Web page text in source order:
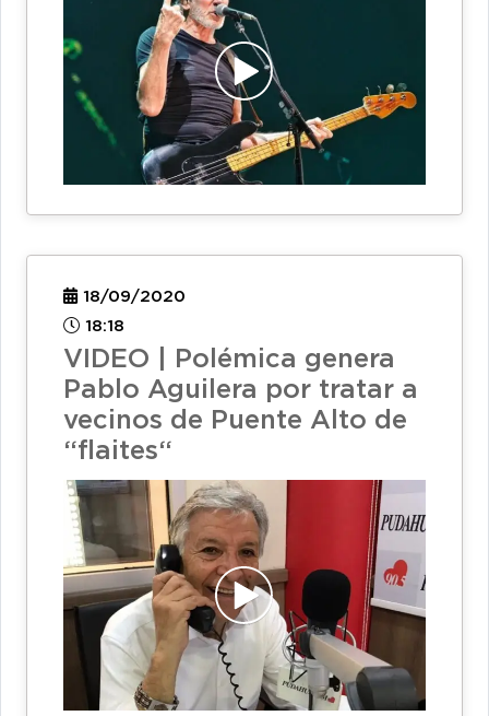
18/09/2020
18:18
VIDEO | Polémica genera
Pablo Aguilera por tratar a
vecinos de Puente Alto de
“flaites“